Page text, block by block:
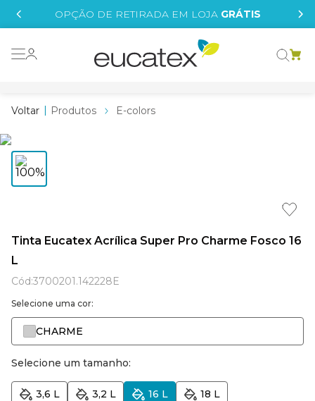
OPÇÃO DE RETIRADA EM LOJA GRÁTIS
Produtos E-colors
Tinta Eucatex Acrílica Super Pro Charme Fosco 16
L
Cód:3700201.142228E
Selecione uma cor:
CHARME
Selecione um tamanho:
3,6 L 3,2 L 16 L 18 L
tinta